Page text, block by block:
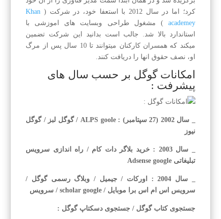
كرد؛ اما در سال 2012 با استعفا خود، در شركت (
Khan
academey ) مشغول طراحی وبسایت های اموزشی با
استاندارد بالا شد. جالب است بدانید این شركت تضمین
میكند كه همسران كاركنان میتوانند تا 10 سال پس از مرگ
او، نصف حقوق انها را دریافت كنند.
امكانات گوگل بر حسب سال های
پیشرفت :
_ سال 2002 (27 سپتامبر) : ALPS goole / گوگل لبز / گوگل
نیوز
_ سال 2003 : خرید بلاگر دات كام / راه اندازی سرویس
تبلیغاتی Adsense google
_ سال 2004 : اوركات / جیمیل / وبلاگ رسمی گوگل /
سرویس اس ام اس برا موبایل / scholar google / سرویس
جستجوی كتاب گوگل / جستجوی دسكتاپ گوگل :